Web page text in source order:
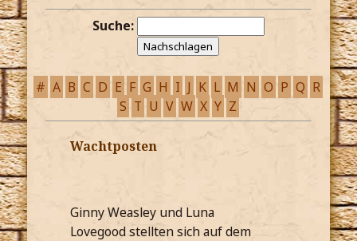
Suche:
# A B C D E F G H I J K L M N O P Q R
S T U V W X Y Z
Wachtposten
Ginny Weasley und Luna
Lovegood stellten sich auf dem